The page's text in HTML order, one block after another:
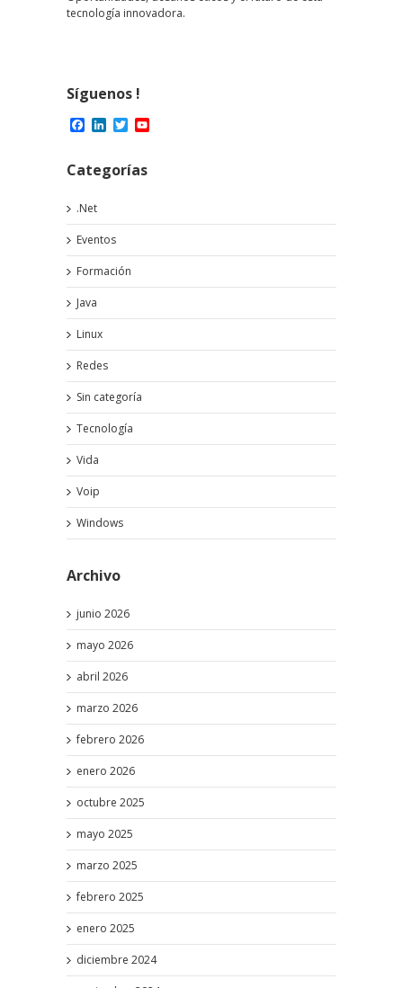
tecnología innovadora.
Síguenos !
Facebook
LinkedIn
Twitter
Categorías
.Net
Eventos
Formación
Java
Linux
Redes
Sin categoría
Tecnología
Vida
Voip
Windows
Archivo
junio 2026
mayo 2026
abril 2026
marzo 2026
febrero 2026
enero 2026
octubre 2025
mayo 2025
marzo 2025
febrero 2025
enero 2025
diciembre 2024